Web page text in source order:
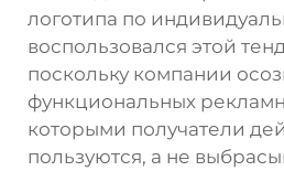
логотипа по
воспользовался этой
поскольку компании
функциональных
которыми получатели
пользуются, а не